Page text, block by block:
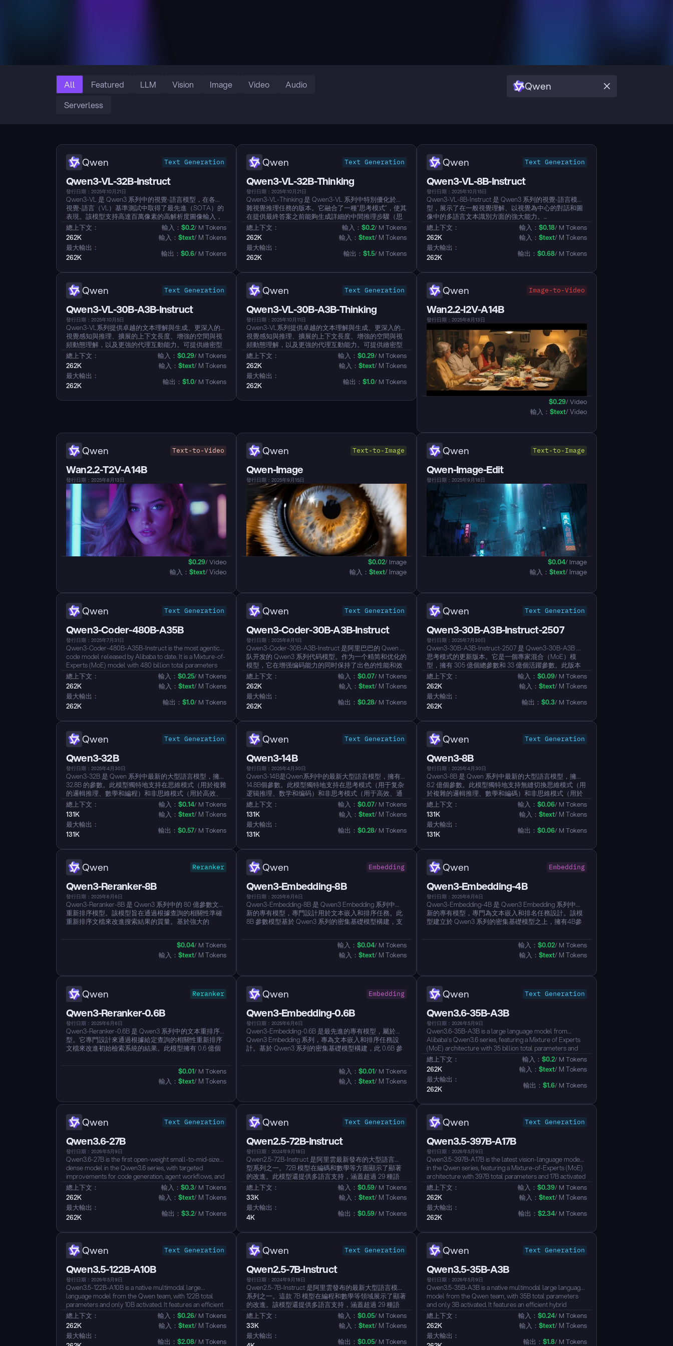
All Featured LLM Vision Image Video
Audio
Serverless
Qwen
Qwen Text Generation
Qwen3-VL-32B-Instruct
發行日期：2025年10月21日
Qwen3-VL 是 Qwen3 系列中的視覺-語言模型，在各種
視覺-語言（VL）基準測試中取得了最先進（SOTA）的
表現。該模型支持高達百萬像素的高解析度圖像輸入，
並具備強大的一般視覺理解能力、多語言 OCR、細微的
視覺定位和視覺對話能力。作為 Qwen3 系列的一部分，
它繼承了強大的語言基礎，使其能夠理解和執行複雜的
指令。...
總上下文：
262K
最大輸出：
262K
輸入： $0.2/ M Tokens
輸入： $text/ M Tokens
輸出： $0.6/ M Tokens
Qwen Text Generation
Qwen3-VL-32B-Thinking
發行日期：2025年10月21日
Qwen3-VL-Thinking 是 Qwen3-VL 系列中特別優化於複
雜視覺推理任務的版本。它融合了一種“思考模式”，使其
在提供最終答案之前能夠生成詳細的中間推理步驟（思
維鏈）。此設計顯著提高了模型在視覺問答（VQA）和
其他視覺-語言任務中需要多步邏輯、規劃和深入分析之
性能。...
總上下文：
262K
最大輸出：
262K
輸入： $0.2/ M Tokens
輸入： $text/ M Tokens
輸出： $1.5/ M Tokens
Qwen Text Generation
Qwen3-VL-8B-Instruct
發行日期：2025年10月15日
Qwen3-VL-8B-Instruct 是 Qwen3 系列的視覺-語言模
型，展示了在一般視覺理解、以視覺為中心的對話和圖
像中的多語言文本識別方面的強大能力。...
總上下文：
262K
最大輸出：
262K
輸入： $0.18/ M Tokens
輸入： $text/ M Tokens
輸出： $0.68/ M Tokens
Qwen Text Generation
Qwen3-VL-30B-A3B-Instruct
發行日期：2025年10月5日
Qwen3-VL系列提供卓越的文本理解與生成、更深入的
視覺感知與推理、擴展的上下文長度、增強的空間與視
頻動態理解，以及更強的代理互動能力。可提供緻密型
和MoE架構，從邊緣計算擴展到雲端，並有指導型和加
強推理的Thinking版本。...
總上下文：
262K
最大輸出：
262K
輸入： $0.29/ M Tokens
輸入： $text/ M Tokens
輸出： $1.0/ M Tokens
Qwen Text Generation
Qwen3-VL-30B-A3B-Thinking
發行日期：2025年10月11日
Qwen3-VL系列提供卓越的文本理解與生成、更深入的
視覺感知與推理、擴展的上下文長度、增強的空間與視
頻動態理解，以及更強的代理互動能力。可提供緻密型
和MoE架構，從邊緣計算擴展到雲端，並有指導型和加
強推理的Thinking版本。...
總上下文：
262K
最大輸出：
262K
輸入： $0.29/ M Tokens
輸入： $text/ M Tokens
輸出： $1.0/ M Tokens
Qwen Image-to-Video
Wan2.2-I2V-A14B
發行日期：2025年8月13日
$0.29/ Video
輸入： $text/ Video
Qwen Text-to-Video
Wan2.2-T2V-A14B
發行日期：2025年8月13日
$0.29/ Video
輸入： $text/ Video
Qwen Text-to-Image
Qwen-Image
發行日期：2025年9月15日
$0.02/ Image
輸入： $text/ Image
Qwen Text-to-Image
Qwen-Image-Edit
發行日期：2025年9月18日
$0.04/ Image
輸入： $text/ Image
Qwen Text Generation
Qwen3-Coder-480B-A35B
發行日期：2025年7月31日
Qwen3-Coder-480B-A35B-Instruct is the most agentic
code model released by Alibaba to date. It is a Mixture-of-
Experts (MoE) model with 480 billion total parameters
and 35 billion activated parameters, balancing efficiency
and performance. The model natively supports a 256K
(approximately 262,144) token context length, which can
be extended up to 1 million tokens using extrapolation
methods like YaRN, enabling it to handle repository-scale
Coder is specifically designed for agentic coding
workflows, where it not only generates code but also
autonomously interacts with developer tools and
environments to solve complex problems. It has
achieved state-of-the-art results among open models on
various coding and agentic benchmarks, with
performance comparable to leading models like Claude
Sonnet 4. Alongside the model, Alibaba has also open-
sourced Qwen Code, a command-line tool designed to
fully unleash its powerful agentic coding capabilities...
總上下文：
262K
最大輸出：
262K
輸入： $0.25/ M Tokens
輸入： $text/ M Tokens
輸出： $1.0/ M Tokens
Qwen Text Generation
Qwen3-Coder-30B-A3B-Instruct
發行日期：2025年8月1日
Qwen3-Coder-30B-A3B-Instruct 是阿里巴巴的 Qwen 团
队开发的 Qwen3 系列代码模型。作为一个精简和优化的
模型，它在增强编码能力的同时保持了出色的性能和效
率。它在复杂任务上展示了显著的性能优势，比如代理
编码、代理浏览器使用和其他基础编码任务。该模型本
地支持 256K tokens 的长上下文，可以扩展到 1M
tokens，从而实现更好的仓库规模理解和处理。此外，
它为像 Qwen Code 和 CLINE 这样的平台提供强大的代
總上下文：
262K
最大輸出：
262K
輸入： $0.07/ M Tokens
輸入： $text/ M Tokens
輸出： $0.28/ M Tokens
Qwen Text Generation
Qwen3-30B-A3B-Instruct-2507
發行日期：2025年7月30日
Qwen3-30B-A3B-Instruct-2507 是 Qwen3-30B-A3B 非
思考模式的更新版本。它是一個專家混合（MoE）模
型，擁有 305 億個總參數和 33 億個活躍參數。此版本
具有關鍵的增強功能，包括在一般能力方面的重要改
進，例如指令跟隨、邏輯推理、文本理解、數學、科
學、編程和工具使用。在多種語言的長尾知識覆蓋率方
面也顯著提升，並在主觀和開放式任務中提供了更好地
對齊用戶偏好的能力，使其能夠生成更有幫助的回應和
到了增強，達到 256K。這個模型僅支持非思考模式，並
且在輸出中不生成 `<think></think>` 塊。...
總上下文：
262K
最大輸出：
262K
輸入： $0.09/ M Tokens
輸入： $text/ M Tokens
輸出： $0.3/ M Tokens
Qwen Text Generation
Qwen3-32B
發行日期：2025年4月30日
Qwen3-32B 是 Qwen 系列中最新的大型語言模型，擁有
32.8B 的參數。此模型獨特地支持在思維模式（用於複雜
的邏輯推理、數學和編程）和非思維模式（用於高效、
通用目的對話）之間無縫切換。它顯示出顯著增強的推
理能力，超越了之前的 QwQ 和 Qwen2.5 指導模型在數
學、代碼生成和常識邏輯推理方面的表現。該模型在創
意寫作、角色扮演與多輪對話的人類偏好對齊方面表現
出色。此外，它支持超過 100 種語言和方言，具備強大
總上下文：
131K
最大輸出：
131K
輸入： $0.14/ M Tokens
輸入： $text/ M Tokens
輸出： $0.57/ M Tokens
Qwen Text Generation
Qwen3-14B
發行日期：2025年4月30日
Qwen3-14B是Qwen系列中的最新大型語言模型，擁有
14.8B個參數。此模型獨特地支持在思考模式（用于复杂
逻辑推理、数学和编码）和非思考模式（用于高效、通
用对话）之间无缝切换。它在推理能力上显著增强，超
越了之前的QwQ和Qwen2.5指令模型在数学、代码生成
和常识逻辑推理方面的表现。模型在创造性写作、角色
扮演和多轮对话的人类偏好对齐方面表现优异。此外，
它支持超过100种语言和方言，具有强大的多语言指令遵
總上下文：
131K
最大輸出：
131K
輸入： $0.07/ M Tokens
輸入： $text/ M Tokens
輸出： $0.28/ M Tokens
Qwen Text Generation
Qwen3-8B
發行日期：2025年4月30日
Qwen3-8B 是 Qwen 系列中最新的大型語言模型，擁有
8.2 億個參數。此模型獨特地支持無縫切換思維模式（用
於複雜的邏輯推理、數學和編碼）和非思維模式（用於
高效、通用的對話）。它展示了顯著增強的推理能力，
在數學、代碼生成和常識性邏輯推理方面超越了之前的
QwQ 和 Qwen2.5 指導模型。該模型在創意寫作、角色
扮演和多輪對話的人類偏好對齊方面表現出色。此外，
它支持 100 多種語言和方言，具備強大的多語言指令遵
總上下文：
131K
最大輸出：
131K
輸入： $0.06/ M Tokens
輸入： $text/ M Tokens
輸出： $0.06/ M Tokens
Qwen Reranker
Qwen3-Reranker-8B
發行日期：2025年6月6日
Qwen3-Reranker-8B 是 Qwen3 系列中的 80 億參數文本
重新排序模型。該模型旨在通過根據查詢的相關性準確
重新排序文檔來改進搜索結果的質量。基於強大的
Reranker-8B 模型是提供各種文本和代碼檢索場景中先
$0.04/ M Tokens
輸入： $text/ M Tokens
Qwen Embedding
Qwen3-Embedding-8B
發行日期：2025年6月6日
Qwen3-Embedding-8B 是 Qwen3 Embedding 系列中最
新的專有模型，專門設計用於文本嵌入和排序任務。此
8B 參數模型基於 Qwen3 系列的密集基礎模型構建，支
言，並具備長文本理解與推理技能。它在 MTEB 多語言
排行榜上排名第 1（截至2025年6月5日，得分70.58），
能，以提升特定任務和場景的性能。...
輸入： $0.04/ M Tokens
輸入： $text/ M Tokens
Qwen Embedding
Qwen3-Embedding-4B
發行日期：2025年6月6日
Qwen3-Embedding-4B 是 Qwen3 Embedding 系列中最
新的專有模型，專門為文本嵌入和排名任務設計。該模
型建立於 Qwen3 系列的密集基礎模型之上，擁有4B參
力，支援超過100種語言，並具有長文本理解和推理技
能。在 MTEB 多語言排行榜上表現出色（得分69.45），
定任務和場景中提升性能，實現效率和效果的最佳平
衡。...
輸入： $0.02/ M Tokens
輸入： $text/ M Tokens
Qwen Reranker
Qwen3-Reranker-0.6B
發行日期：2025年6月6日
Qwen3-Reranker-0.6B 是 Qwen3 系列中的文本重排序模
型。它專門設計來通過根據給定查詢的相關性重新排序
文檔來改進初始檢索系統的結果。此模型擁有 0.6 億個
估結果顯示，Qwen3-Reranker-0.6B 在各種文本檢索基
準測試中達到了強勁的性能，包括 MTEB-R、CMTEB-R
$0.01/ M Tokens
輸入： $text/ M Tokens
Qwen Embedding
Qwen3-Embedding-0.6B
發行日期：2025年6月6日
Qwen3-Embedding-0.6B 是最先進的專有模型，屬於
Qwen3 Embedding 系列，專為文本嵌入和排序任務設
計。基於 Qwen3 系列的密集基礎模型構建，此 0.6B 參
超過 100 種語言，並且具備長文本理解和推理技能。在
MTEB 多語言排行榜上取得了強勁的表現（得分
型提供靈活的向量維度（32 至 1024）和指令感知能力，
以在特定任務和場景中增強性能，成為在應用中优先考
慮效率和效果的理想選擇。...
輸入： $0.01/ M Tokens
輸入： $text/ M Tokens
Qwen Text Generation
Qwen3.6-35B-A3B
發行日期：2026年5月9日
Qwen3.6-35B-A3B is a large language model from
Alibaba's Qwen3.6 series, featuring a Mixture of Experts
(MoE) architecture with 35 billion total parameters and
approximately 3 billion active parameters per inference,
delivering strong performance with efficient compute
utilization. The model supports both thinking and non-
thinking modes, offering flexible switching between rapid
response and deep reasoning...
總上下文：
262K
最大輸出：
262K
輸入： $0.2/ M Tokens
輸入： $text/ M Tokens
輸出： $1.6/ M Tokens
Qwen Text Generation
Qwen3.6-27B
發行日期：2026年5月9日
Qwen3.6-27B is the first open-weight small-to-mid-sized
dense model in the Qwen3.6 series, with targeted
improvements for code generation, agent workflows, and
real-world development tasks. Compared with Qwen3.5-
27B, it delivers clear gains in frontend development,
repository-level reasoning, tool use, and complex
problem solving, while adding support for preserving
reasoning context across turns to reduce redundant
understanding with a native context length of 262,144
tokens...
總上下文：
262K
最大輸出：
262K
輸入： $0.3/ M Tokens
輸入： $text/ M Tokens
輸出： $3.2/ M Tokens
Qwen Text Generation
Qwen2.5-72B-Instruct
發行日期：2024年9月18日
Qwen2.5-72B-Instruct 是阿里雲最新發布的大型語言模
型系列之一。72B 模型在編碼和數學等方面顯示了顯著
的改進。此模型還提供多語言支持，涵蓋超過 29 種語
言，包括中文和英文。它在遵循指令、理解結構化數據
以及生成結構化輸出（特別是 JSON 格式）方面顯示了
顯著增強。...
總上下文：
33K
最大輸出：
4K
輸入： $0.59/ M Tokens
輸入： $text/ M Tokens
輸出： $0.59/ M Tokens
Qwen Text Generation
Qwen3.5-397B-A17B
發行日期：2026年5月9日
Qwen3.5-397B-A17B is the latest vision-language model
in the Qwen series, featuring a Mixture-of-Experts (MoE)
architecture with 397B total parameters and 17B activated
parameters. It natively supports 256K context length,
extensible to approximately 1M tokens, with support for
201 languages, unified vision-language understanding, tool
calling, and reasoning (thinking) mode...
總上下文：
262K
最大輸出：
262K
輸入： $0.39/ M Tokens
輸入： $text/ M Tokens
輸出： $2.34/ M Tokens
Qwen Text Generation
Qwen3.5-122B-A10B
發行日期：2026年5月9日
Qwen3.5-122B-A10B is a native multimodal large
language model from the Qwen team, with 122B total
parameters and only 10B activated. It features an efficient
hybrid architecture combining Gated Delta Networks with
sparse Mixture-of-Experts (MoE), natively supporting a
256K context length extensible up to ~1M tokens.
Through early fusion training, it achieves unified vision-
總上下文：
262K
最大輸出：
輸入： $0.26/ M Tokens
輸入： $text/ M Tokens
輸出： $2.08/ M Tokens
Qwen Text Generation
Qwen2.5-7B-Instruct
發行日期：2024年9月18日
Qwen2.5-7B-Instruct 是阿里雲發布的最新大型語言模型
系列之一。這款 7B 模型在編程和數學等領域展示了顯著
的改進。該模型還提供多語言支持，涵蓋超過 29 種語
言，包括中文、英文和其他語言。模型在指令跟隨、理
解結構化數據和生成結構化輸出方面，尤其是 JSON，
顯示出顯著的提升。...
總上下文：
33K
最大輸出：
輸入： $0.05/ M Tokens
輸入： $text/ M Tokens
輸出： $0.05/ M Tokens
Qwen Text Generation
Qwen3.5-35B-A3B
發行日期：2026年5月9日
Qwen3.5-35B-A3B is a native multimodal large language
model from the Qwen team, with 35B total parameters
and only 3B activated. It features an efficient hybrid
architecture combining Gated Delta Networks with
sparse Mixture-of-Experts (MoE), natively supporting a
262K context length extensible up to ~1M tokens. The
model achieves unified vision-language capabilities
總上下文：
262K
最大輸出：
輸入： $0.24/ M Tokens
輸入： $text/ M Tokens
輸出： $1.8/ M Tokens